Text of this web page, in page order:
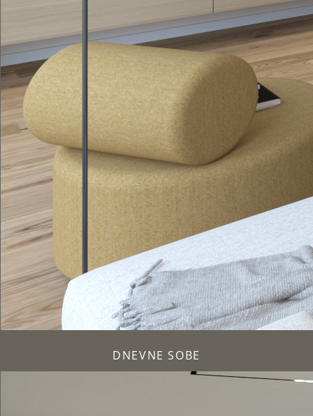
DNEVNE SOBE